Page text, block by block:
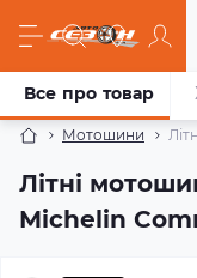
Мотошини
Літні
Michelin
Все про товар